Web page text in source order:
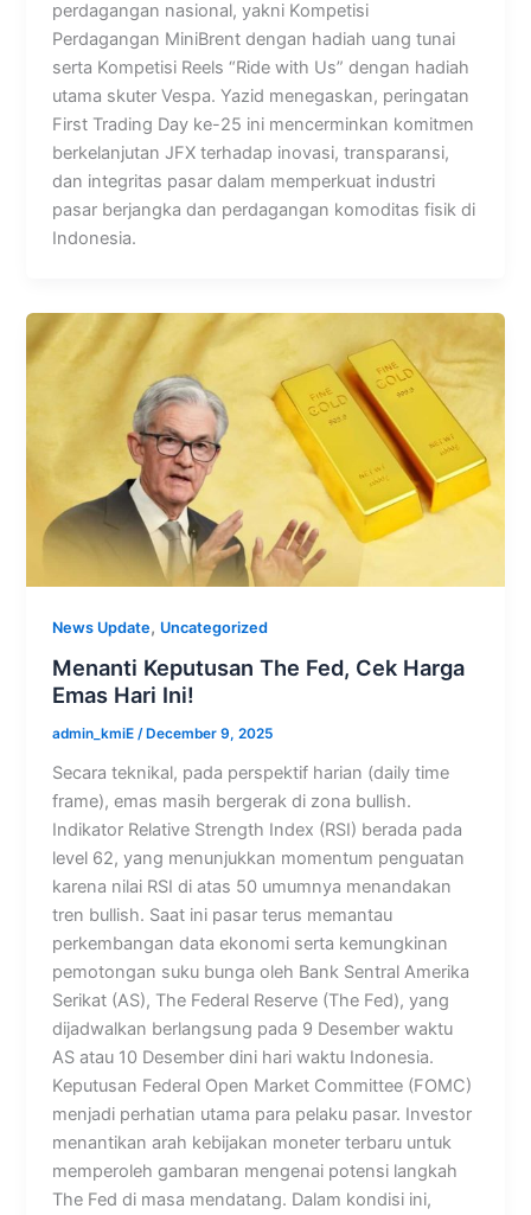
perdagangan nasional, yakni Kompetisi
Perdagangan MiniBrent dengan hadiah uang tunai
serta Kompetisi Reels “Ride with Us” dengan hadiah
utama skuter Vespa. Yazid menegaskan, peringatan
First Trading Day ke-25 ini mencerminkan komitmen
berkelanjutan JFX terhadap inovasi, transparansi,
dan integritas pasar dalam memperkuat industri
pasar berjangka dan perdagangan komoditas fisik di
Indonesia.
News Update, Uncategorized
Menanti Keputusan The Fed, Cek Harga
Emas Hari Ini!
admin_kmiE/ December 9, 2025
Secara teknikal, pada perspektif harian (daily time
frame), emas masih bergerak di zona bullish.
Indikator Relative Strength Index (RSI) berada pada
level 62, yang menunjukkan momentum penguatan
karena nilai RSI di atas 50 umumnya menandakan
tren bullish. Saat ini pasar terus memantau
perkembangan data ekonomi serta kemungkinan
pemotongan suku bunga oleh Bank Sentral Amerika
Serikat (AS), The Federal Reserve (The Fed), yang
dijadwalkan berlangsung pada 9 Desember waktu
AS atau 10 Desember dini hari waktu Indonesia.
Keputusan Federal Open Market Committee (FOMC)
menjadi perhatian utama para pelaku pasar. Investor
menantikan arah kebijakan moneter terbaru untuk
memperoleh gambaran mengenai potensi langkah
The Fed di masa mendatang. Dalam kondisi ini,